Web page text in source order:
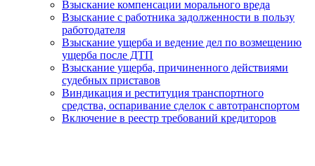
Взыскание компенсации морального вреда
Взыскание с работника задолженности в пользу
работодателя
Взыскание ущерба и ведение дел по возмещению
ущерба после ДТП
Взыскание ущерба, причиненного действиями
судебных приставов
Виндикация и реституция транспортного
средства, оспаривание сделок с автотранспортом
Включение в реестр требований кредиторов